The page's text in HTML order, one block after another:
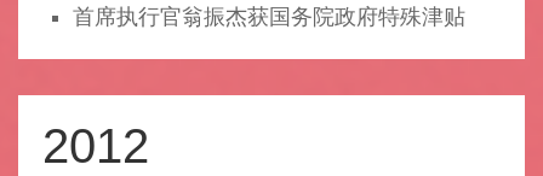
首席执行官翁振杰获国务院政府特殊津贴
2012